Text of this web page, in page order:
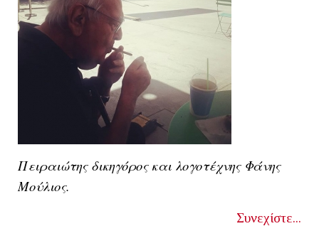
Πειραιώτης δικηγόρος και λογοτέχνης Φάνης
Μούλιος.
Συνεχίστε...